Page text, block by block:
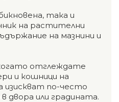
така и
на растителни
на мазнини и
отглеждате
и кошници на
по-често
двора или градината.